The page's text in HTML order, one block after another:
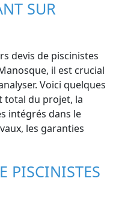
SUR
devis de piscinistes
il est crucial
Voici quelques
total du projet, la
intégrés dans le
les garanties
PISCINISTES